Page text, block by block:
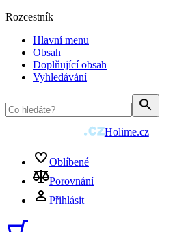
Rozcestník
Hlavní menu
Obsah
Doplňující obsah
Vyhledávání
Holime.cz
Oblíbené
Porovnání
Přihlásit